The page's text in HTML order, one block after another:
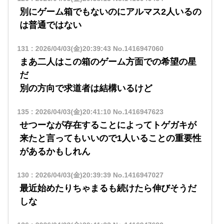
別にゲーム箱でもないのにアルマス2人いるの
は普通ではない
131: 2026/04/03(金)20:39:43 No.1416947060
まあ二人はこの箱のゲーム方面での希望の星
だ
別の方向で求道者は結構いるけど
135: 2026/04/03(金)20:41:10 No.1416947623
せつーなが存在することによってトゲガキが
来たと言ってもいいので1人いることの重要性
があるかもしれん
130 : 2026/04/03(金)20:39:39No.1416947027
最近始めたりちゃまるも続けたら伸びそうだ
しな